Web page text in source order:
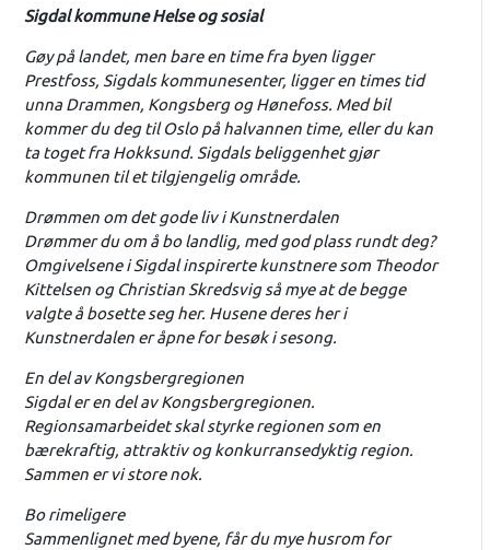
Sigdal kommune Helse og sosial
Gøy på landet, men bare en time fra byen ligger
Prestfoss, Sigdals kommunesenter, ligger en times tid
unna Drammen, Kongsberg og Hønefoss. Med bil
kommer du deg til Oslo på halvannen time, eller du kan
ta toget fra Hokksund. Sigdals beliggenhet gjør
kommunen til et tilgjengelig område.
Drømmen om det gode liv i Kunstnerdalen
Drømmer du om å bo landlig, med god plass rundt deg?
Omgivelsene i Sigdal inspirerte kunstnere som Theodor
Kittelsen og Christian Skredsvig så mye at de begge
valgte å bosette seg her. Husene deres her i
Kunstnerdalen er åpne for besøk i sesong.
En del av Kongsbergregionen
Sigdal er en del av Kongsbergregionen.
Regionsamarbeidet skal styrke regionen som en
bærekraftig, attraktiv og konkurransedyktig region.
Sammen er vi store nok.
Bo rimeligere
Sammenlignet med byene, får du mye husrom for